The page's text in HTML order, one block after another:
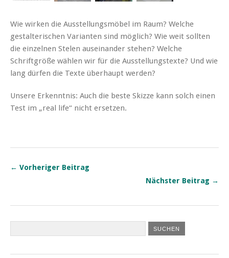
Wie wirken die Ausstellungsmöbel im Raum? Welche
gestalterischen Varianten sind möglich? Wie weit sollten
die einzelnen Stelen auseinander stehen? Welche
Schriftgröße wählen wir für die Ausstellungstexte? Und wie
lang dürfen die Texte überhaupt werden?
Unsere Erkenntnis: Auch die beste Skizze kann solch einen
Test im „real life“ nicht ersetzen.
← Vorheriger Beitrag
Nächster Beitrag →